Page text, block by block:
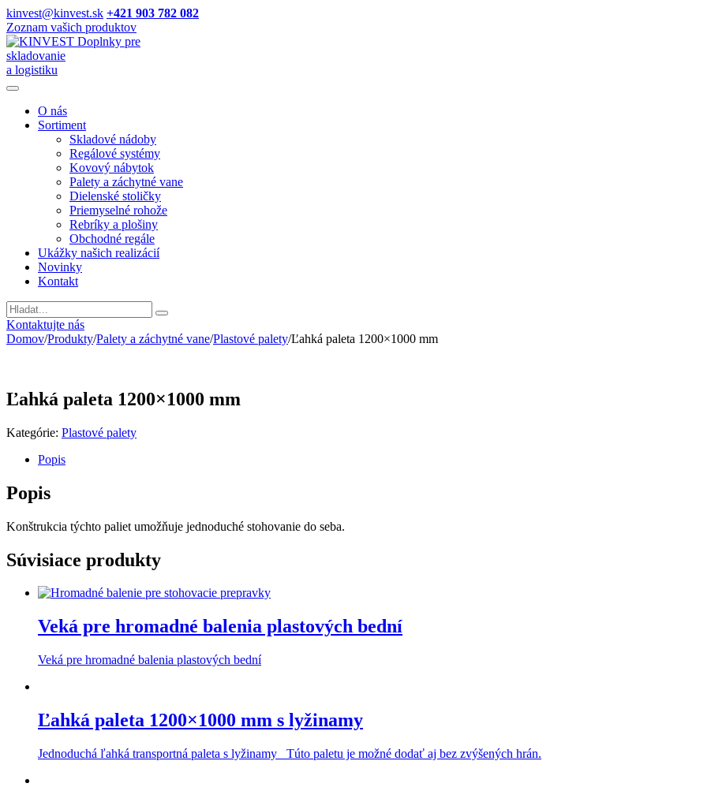
kinvest@kinvest.sk +421 903 782 082
Zoznam vašich produktov
Doplnky pre
skladovanie
a logistiku
O nás
Sortiment
Skladové nádoby
Regálové systémy
Kovový nábytok
Palety a záchytné vane
Dielenské stoličky
Priemyselné rohože
Rebríky a plošiny
Obchodné regále
Ukážky našich realizácií
Novinky
Kontakt
Vyhladavanie
Kontaktujte nás
Domov/Produkty/Palety a záchytné vane/Plastové palety/Ľahká paleta 1200×1000 mm
Ľahká paleta 1200×1000 mm
Kategórie: Plastové palety
Popis
Popis
Konštrukcia týchto paliet umožňuje jednoduché stohovanie do seba.
Súvisiace produkty
Veká pre hromadné balenia plastových bední
Veká pre hromadné balenia plastových bední
Ľahká paleta 1200×1000 mm s lyžinamy
Jednoduchá ľahká transportná paleta s lyžinamy Túto paletu je možné dodať aj bez zvýšených hrán.